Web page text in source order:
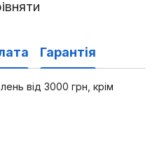
Гарантія
від 3000 грн, крім